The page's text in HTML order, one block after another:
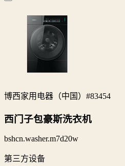
博西家用电器（中国） #83454
西门子包豪斯洗衣机
bshcn.washer.m7d20w
第三方设备